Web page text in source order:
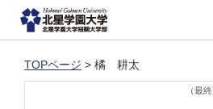
TOPページ > 橘 耕太
（最